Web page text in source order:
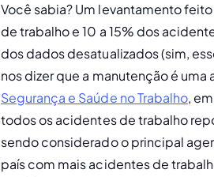
Você sabia? Um levantamento
de trabalho e 10 a 15% dos
dos dados desatualizados (sim,
nos dizer que a manutenção é
Segurança e Saúde no Trabalho,
todos os acidentes de trabalho
sendo considerado o principal
país com mais acidentes de